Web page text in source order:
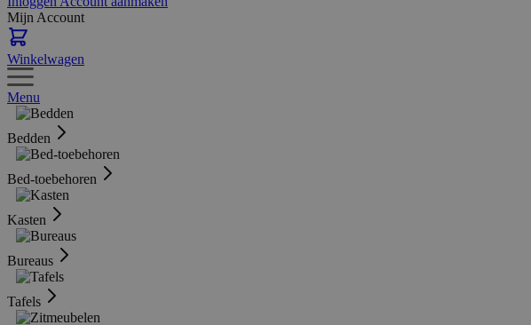
Mijn Account
Winkelwagen
Menu
Bedden
Bed-toebehoren
Kasten
Bureaus
Tafels